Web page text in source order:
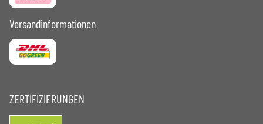
Versandinformationen
ZERTIFIZIERUNGEN